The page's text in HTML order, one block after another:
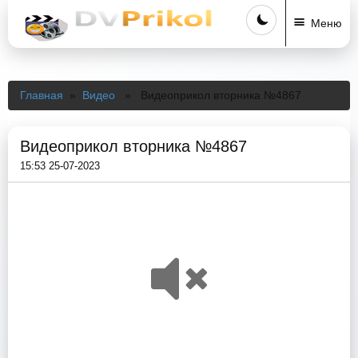
Меню
Главная » Видео » Видеоприкол вторника №4867
Видеоприкол вторника №4867
15:53 25-07-2023